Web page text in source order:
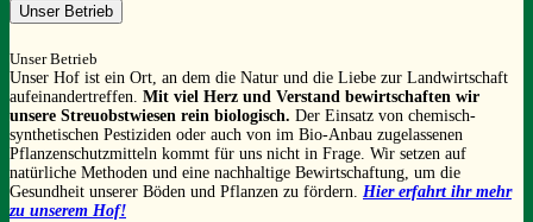
Unser Betrieb
Unser Betrieb
Unser Hof ist ein Ort, an dem die Natur und die Liebe zur Landwirtschaft
aufeinandertreffen. Mit viel Herz und Verstand bewirtschaften wir
unsere Streuobstwiesen rein biologisch. Der Einsatz von chemisch-
synthetischen Pestiziden oder auch von im Bio-Anbau zugelassenen
Pflanzenschutzmitteln kommt für uns nicht in Frage. Wir setzen auf
natürliche Methoden und eine nachhaltige Bewirtschaftung, um die
Gesundheit unserer Böden und Pflanzen zu fördern. Hier erfahrt ihr mehr
zu unserem Hof!